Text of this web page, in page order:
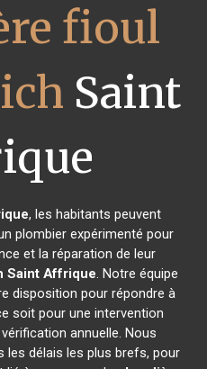
fioul
Saint
, les habitants peuvent
plombier expérimenté pour
et la réparation de leur
Saint Affrique. Notre équipe
disposition pour répondre à
soit pour une intervention
annuelle. Nous
les délais les plus brefs, pour